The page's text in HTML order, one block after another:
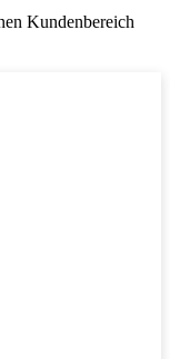
Kundenbereich